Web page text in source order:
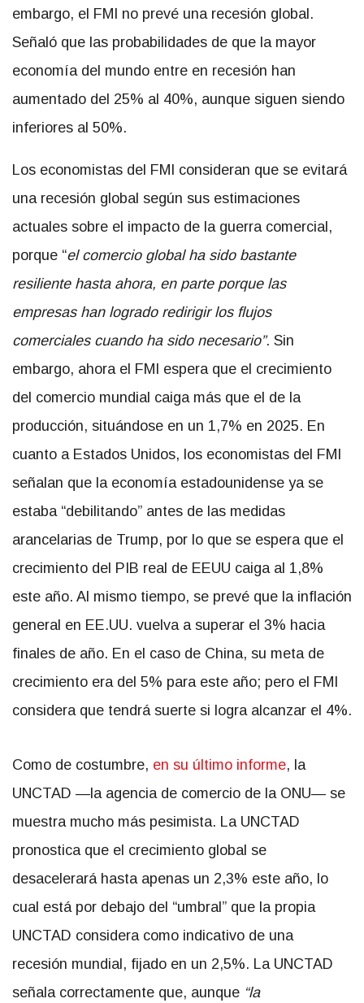
embargo, el FMI no prevé una recesión global.
Señaló que las probabilidades de que la mayor
economía del mundo entre en recesión han
aumentado del 25% al 40%, aunque siguen siendo
inferiores al 50%.
Los economistas del FMI consideran que se evitará
una recesión global según sus estimaciones
actuales sobre el impacto de la guerra comercial,
porque “el comercio global ha sido bastante
resiliente hasta ahora, en parte porque las
empresas han logrado redirigir los flujos
comerciales cuando ha sido necesario”. Sin
embargo, ahora el FMI espera que el crecimiento
del comercio mundial caiga más que el de la
producción, situándose en un 1,7% en 2025. En
cuanto a Estados Unidos, los economistas del FMI
señalan que la economía estadounidense ya se
estaba “debilitando” antes de las medidas
arancelarias de Trump, por lo que se espera que el
crecimiento del PIB real de EEUU caiga al 1,8%
este año. Al mismo tiempo, se prevé que la inflación
general en EE.UU. vuelva a superar el 3% hacia
finales de año. En el caso de China, su meta de
crecimiento era del 5% para este año; pero el FMI
considera que tendrá suerte si logra alcanzar el 4%.
Como de costumbre, en su último informe, la
UNCTAD —la agencia de comercio de la ONU— se
muestra mucho más pesimista. La UNCTAD
pronostica que el crecimiento global se
desacelerará hasta apenas un 2,3% este año, lo
cual está por debajo del “umbral” que la propia
UNCTAD considera como indicativo de una
recesión mundial, fijado en un 2,5%. La UNCTAD
señala correctamente que, aunque “la